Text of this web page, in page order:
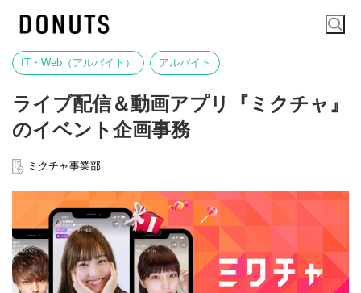
IT・Web（アルバイト） アルバイト
ライブ配信＆動画アプリ『ミクチャ』
のイベント企画事務
ミクチャ事業部